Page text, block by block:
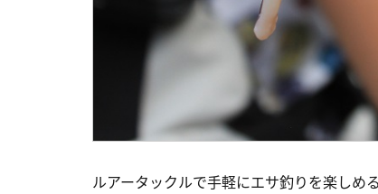
ルアータックルで手軽にエサ釣りを楽しめ